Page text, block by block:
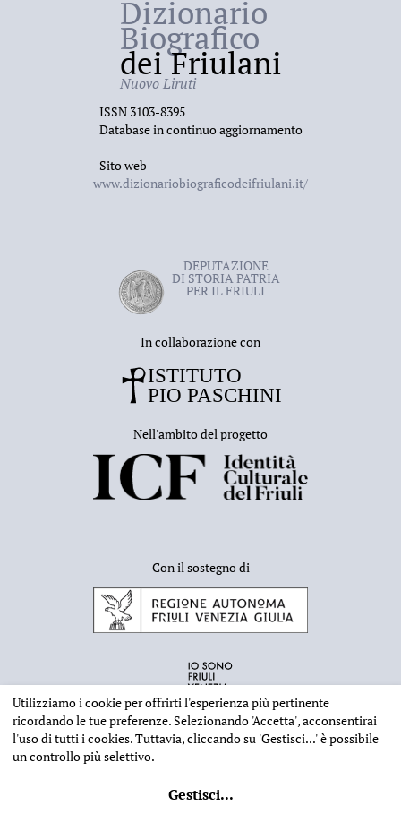
Dizionario
Biografico
dei Friulani
Nuovo Liruti
ISSN 3103-8395
Database in continuo aggiornamento
Sito web
www.dizionariobiograficodeifriulani.it/
DEPUTAZIONE
DI STORIA PATRIA
PER IL FRIULI
In collaborazione con
Nell'ambito del progetto
Con il sostegno di
2026 - Deputazione di Storia Patria per il Friuli - CF 80023560305
Utilizziamo i cookie per offrirti l'esperienza più pertinente
ricordando le tue preferenze. Selezionando 'Accetta', acconsentirai
l'uso di tutti i cookies. Tuttavia, cliccando su 'Gestisci...'è possibile
un controllo più selettivo.
Gestisci...